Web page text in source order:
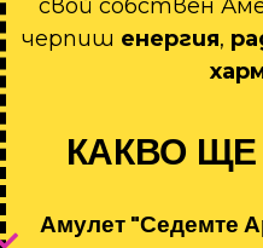
свой собствен
черпиш енергия,
КАКВО
Амулет "Седемте